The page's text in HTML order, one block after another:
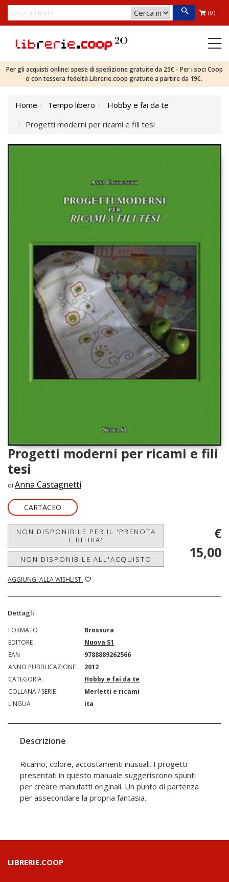
(0)
Per gli acquisti online: spese di spedizione gratuite da 25€ - Per i soci Coop
o con tessera fedeltà Librerie.coop gratuite a partire da 19€.
Home Tempo libero
Hobby e fai da te
Progetti moderni per ricami e fili tesi
Progetti moderni per ricami e fili
tesi
di Anna Castagnetti
CARTACEO
NON DISPONIBILE PER IL 'PRENOTA
E RITIRA'
NON DISPONIBILE ALL'ACQUISTO
AGGIUNGI ALLA WISHLIST
€
15,00
Dettagli
FORMATO
Brossura
EDITORE
Nuova S1
EAN
9788889262566
ANNO PUBBLICAZIONE
2012
CATEGORIA
Hobby e fai da te
COLLANA / SERIE
Merletti e ricami
LINGUA
ita
Descrizione
Ricamo, colore, accostamenti inusuali. I progetti
presentati in questo manuale suggeriscono spunti
per creare manufatti originali. Un punto di partenza
per assecondare la propria fantasia.
LIBRERIE.COOP